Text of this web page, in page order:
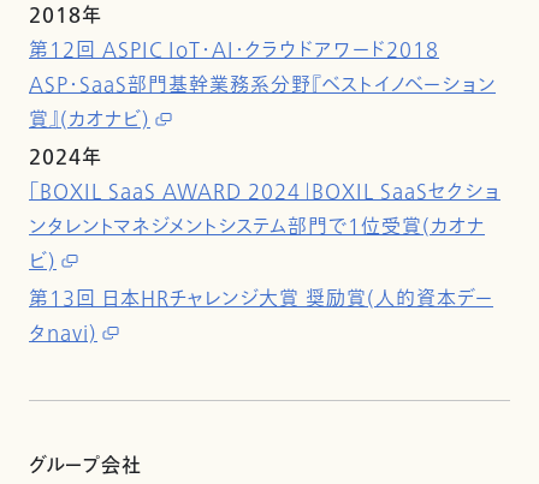
2018年
第12回 ASPIC IoT・AI・クラウドアワード2018
ASP・SaaS部門基幹業務系分野『ベストイノベーション
賞』(カオナビ)
2024年
「BOXIL SaaS AWARD 2024」BOXIL SaaSセクショ
ンタレントマネジメントシステム部門で1位受賞(カオナ
ビ)
第13回 日本HRチャレンジ大賞 奨励賞(人的資本デー
タnavi)
グループ会社